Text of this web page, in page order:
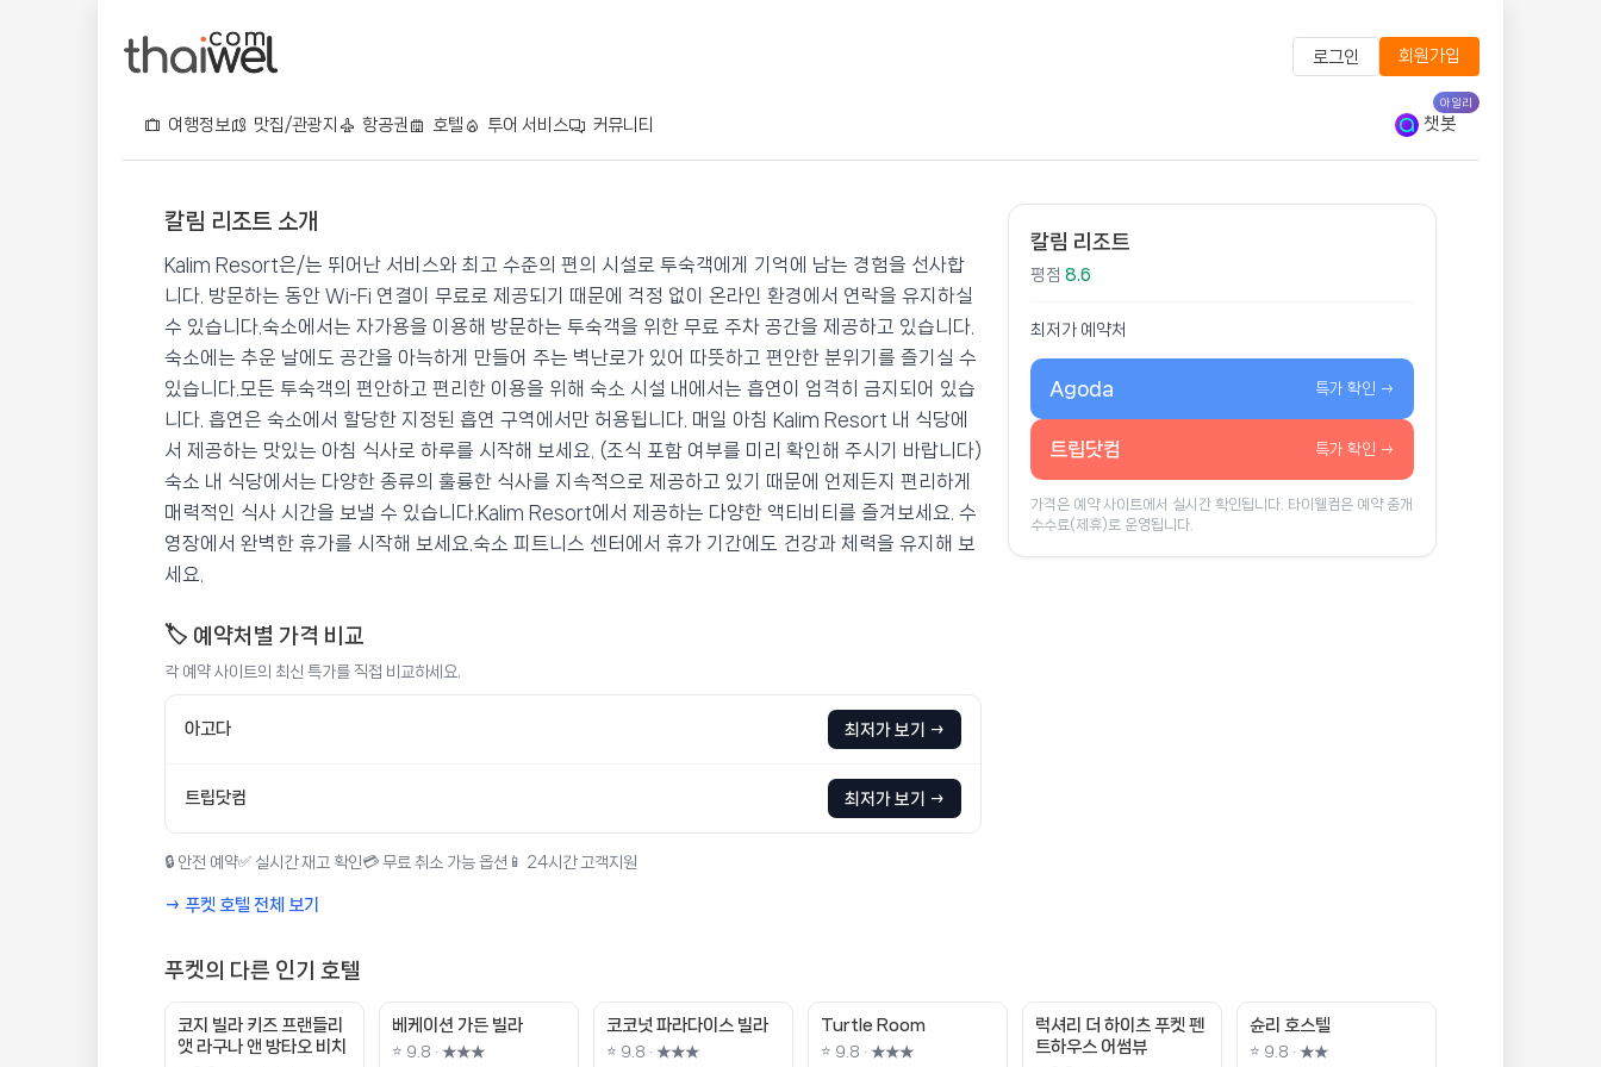
로그인 회원가입
여행정보 맛집/관광지 항공권 호텔 투어 서비스 커뮤니티 챗봇
아일리
칼림 리조트
📍 푸켓★★★ ⭐ 8.6
💰 최저가 확인 · 예약하기
칼림 리조트 소개
Kalim Resort은/는 뛰어난 서비스와 최고 수준의 편의 시설로 투숙객에게 기억에 남는 경험을 선사합
니다. 방문하는 동안 Wi-Fi 연결이 무료로 제공되기 때문에 걱정 없이 온라인 환경에서 연락을 유지하실
수 있습니다.숙소에서는 자가용을 이용해 방문하는 투숙객을 위한 무료 주차 공간을 제공하고 있습니다.
숙소에는 추운 날에도 공간을 아늑하게 만들어 주는 벽난로가 있어 따뜻하고 편안한 분위기를 즐기실 수
있습니다.모든 투숙객의 편안하고 편리한 이용을 위해 숙소 시설 내에서는 흡연이 엄격히 금지되어 있습
니다. 흡연은 숙소에서 할당한 지정된 흡연 구역에서만 허용됩니다. 매일 아침 Kalim Resort 내 식당에
서 제공하는 맛있는 아침 식사로 하루를 시작해 보세요. (조식 포함 여부를 미리 확인해 주시기 바랍니다)
숙소 내 식당에서는 다양한 종류의 훌륭한 식사를 지속적으로 제공하고 있기 때문에 언제든지 편리하게
매력적인 식사 시간을 보낼 수 있습니다.Kalim Resort에서 제공하는 다양한 액티비티를 즐겨보세요. 수
영장에서 완벽한 휴가를 시작해 보세요.숙소 피트니스 센터에서 휴가 기간에도 건강과 체력을 유지해 보
세요.
🏷️ 예약처별 가격 비교
각 예약 사이트의 최신 특가를 직접 비교하세요.
아고다 최저가 보기 →
트립닷컴 최저가 보기 →
🔒 안전 예약✅ 실시간 재고 확인💳 무료 취소 가능 옵션 📱 24시간 고객지원
→ 푸켓 호텔 전체 보기
칼림 리조트
평점 8.6
최저가 예약처
Agoda 특가 확인 →
트립닷컴 특가 확인 →
가격은 예약 사이트에서 실시간 확인됩니다. 타이웰컴은 예약 중개
수수료(제휴)로 운영됩니다.
푸켓의 다른 인기 호텔
코지 빌라 키즈 프랜들리
앳 라구나 앤 방타오 비치
베케이션 가든 빌라
⭐ 9.8 · ★★★
코코넛 파라다이스 빌라
⭐ 9.8 · ★★★
Turtle Room
⭐ 9.8 · ★★★
럭셔리 더 하이츠 푸켓 펜
트하우스 어썸뷰
슌리 호스텔
⭐ 9.8 · ★★